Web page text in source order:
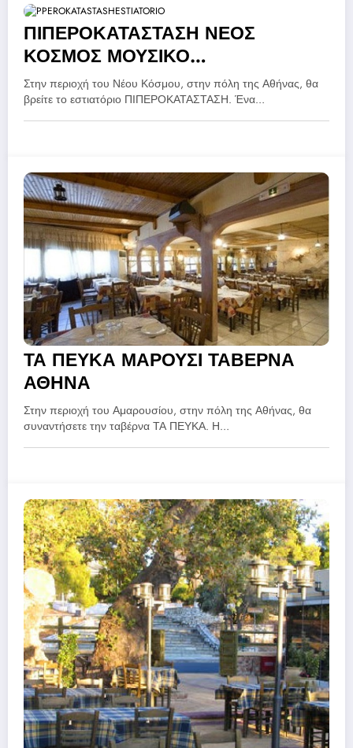
ΠΙΠΕΡΟΚΑΤΑΣΤΑΣΗ ΝΕΟΣ
ΚΟΣΜΟΣ ΜΟΥΣΙΚΟ
ΜΕΖΕΔΟΠΩΛΕΙΟ ΑΘΗΝΑ
Στην περιοχή του Νέου Κόσμου, στην πόλη της Αθήνας, θα
βρείτε το εστιατόριο ΠΙΠΕΡΟΚΑΤΑΣΤΑΣΗ. Ένα…
ΤΑ ΠΕΥΚΑ ΜΑΡΟΥΣΙ ΤΑΒΕΡΝΑ
ΑΘΗΝΑ
Στην περιοχή του Αμαρουσίου, στην πόλη της Αθήνας, θα
συναντήσετε την ταβέρνα ΤΑ ΠΕΥΚΑ. Η…